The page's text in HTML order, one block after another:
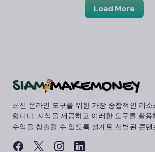
Load More
최신 온라인 도구를 위한 가장 종합적인 리
합니다. 지식을 제공하고 이러한 도구를 활용
수익을 창출할 수 있도록 설계된 선별된 콘